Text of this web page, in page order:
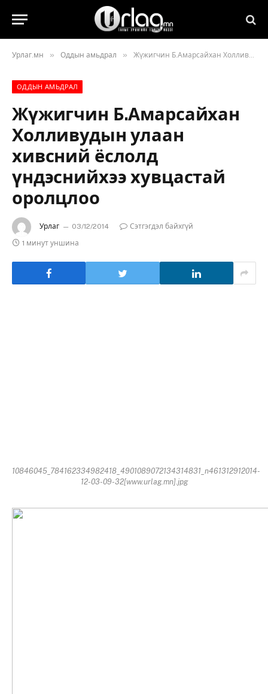
Урлаг.мн » Оддын амьдрал » Жүжигчин Б.Амарсайхан Холливудын улаан хивсний ёслолд үндэснийхээ хувцастай оролцлоо
ОДДЫН АМЬДРАЛ
Жүжигчин Б.Амарсайхан
Холливудын улаан
хивсний ёслолд
үндэснийхээ хувцастай
оролцлоо
Урлаг 03/12/2014
Сэтгэгдэл байхгүй
1 минут уншина
10846045_784162334982418_4901089072134314831_n461312912014-
12-03-09-32[www.urlag.mn].jpg